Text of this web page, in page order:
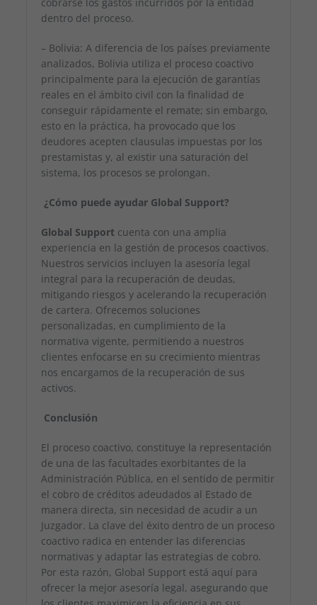
dentro del proceso.
– Bolivia: A diferencia de los países previamente
analizados, Bolivia utiliza el proceso coactivo
principalmente para la ejecución de garantías
reales en el ámbito civil con la finalidad de
conseguir rápidamente el remate; sin embargo,
esto en la práctica, ha provocado que los
deudores acepten clausulas impuestas por los
prestamistas y, al existir una saturación del
sistema, los procesos se prolongan.
¿Cómo puede ayudar Global Support?
Global Support cuenta con una amplia
experiencia en la gestión de procesos coactivos.
Nuestros servicios incluyen la asesoría legal
integral para la recuperación de deudas,
mitigando riesgos y acelerando la recuperación
de cartera. Ofrecemos soluciones
personalizadas, en cumplimiento de la
normativa vigente, permitiendo a nuestros
clientes enfocarse en su crecimiento mientras
nos encargamos de la recuperación de sus
activos.
Conclusión
El proceso coactivo, constituye la representación
de una de las facultades exorbitantes de la
Administración Pública, en el sentido de permitir
el cobro de créditos adeudados al Estado de
manera directa, sin necesidad de acudir a un
Juzgador. La clave del éxito dentro de un proceso
coactivo radica en entender las diferencias
normativas y adaptar las estrategias de cobro.
Por esta razón, Global Support está aquí para
ofrecer la mejor asesoría legal, asegurando que
Necesarias
Estas
cookies no
son
opcionales.
Son